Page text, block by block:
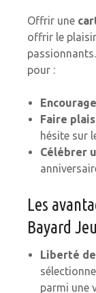
Offrir une
offrir le
pour :
Faire
hésite sur
Célébrer
Les
Bayard
Liberté
parmi une